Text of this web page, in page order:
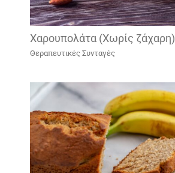
Χαρουπολάτα (Χωρίς ζάχαρη)
Θεραπευτικές Συνταγές